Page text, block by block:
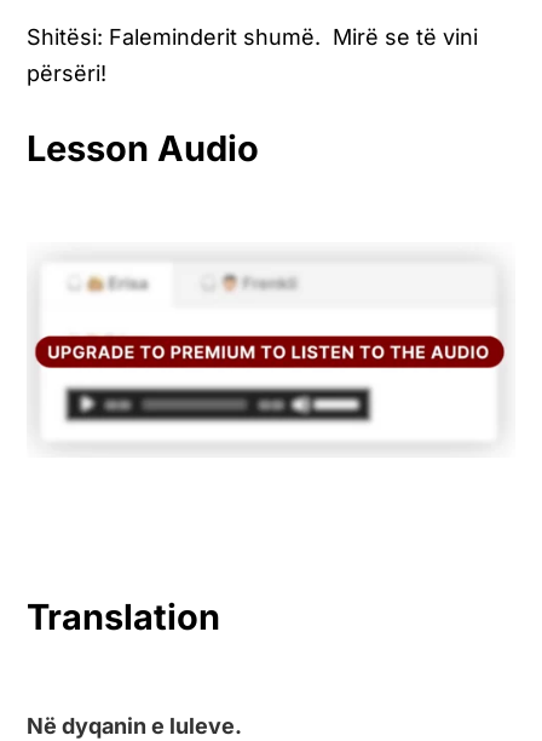
Shitësi: Faleminderit shumë. Mirë se të vini
përsëri!
Lesson Audio
Translation
Në dyqanin e luleve.